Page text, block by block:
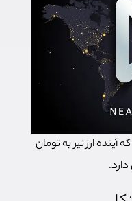
ارز نیر به تومان